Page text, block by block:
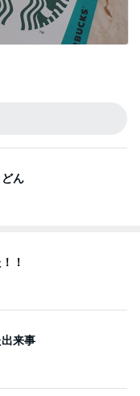
ん
！
来事